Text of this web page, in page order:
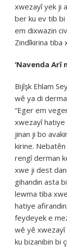
xwezayî yek ji
ber ku ev tib
em dixwazin
Zindîkirina tiba
‘Navenda Arî
Bijîşk Ehlam
wê ya di
“Eger em
xwezayî hatiye
jinan ji bo
kirine.
rengî derman
xwe ji dest
gihandin asta
lewma tiba
hatiye
feydeyek e
wê yê
ku bizanibin bi